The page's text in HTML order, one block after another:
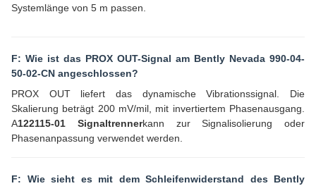
Systemlänge von 5 m passen.
F: Wie ist das PROX OUT-Signal am Bently Nevada 990-04-
50-02-CN angeschlossen?
PROX OUT liefert das dynamische Vibrationssignal. Die
Skalierung beträgt 200 mV/mil, mit invertiertem Phasenausgang.
A122115-01 Signaltrennerkann zur Signalisolierung oder
Phasenanpassung verwendet werden.
F: Wie sieht es mit dem Schleifenwiderstand des Bently